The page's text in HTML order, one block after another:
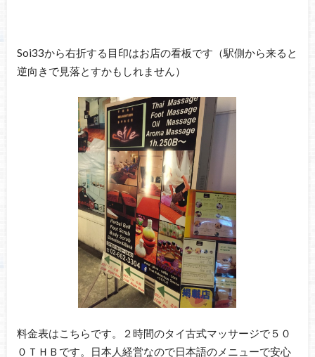
Soi33から右折する目印はお店の看板です（駅側から来ると
逆向きで見落とすかもしれません）
料金表はこちらです。２時間のタイ古式マッサージで５０
０ＴＨＢです。日本人経営なので日本語のメニューで安心